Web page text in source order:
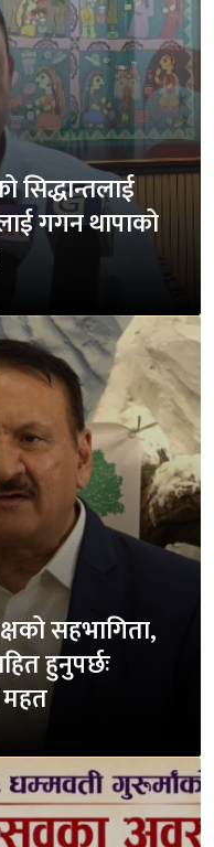
गगन थापाको
सहभागिता,
हुनुपर्छः